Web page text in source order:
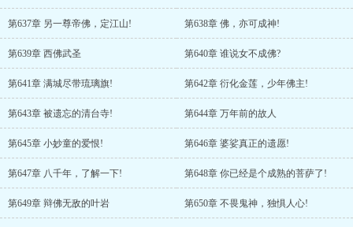
第637章 另一尊帝佛，定江山! 第638章 佛，亦可成神!
第639章 西佛武圣 第640章 谁说女不成佛?
第641章 满城尽带琉璃旗! 第642章 衍化金莲，少年佛主!
第643章 被遗忘的清台寺! 第644章 万年前的故人
第645章 小妙童的爱恨! 第646章 婆娑真正的遗愿!
第647章 八千年，了解一下! 第648章 你已经是个成熟的菩萨了!
第649章 辩佛无敌的叶岩 第650章 不畏鬼神，独惧人心!